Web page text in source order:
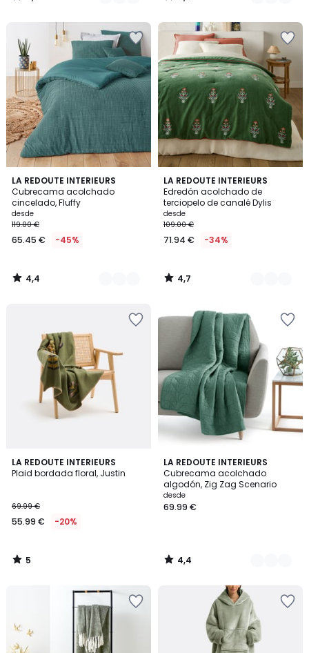
LA REDOUTE INTERIEURS
Cubrecama acolchado
cincelado, Fluffy
desde
119.00 €
65.45 € -45%
4,4
/ 5
2
Colores
4,4
/
LA REDOUTE INTERIEURS
Edredón acolchado de
terciopelo de canalé Dylis
desde
109.00 €
71.94 € -34%
4,7
/ 5
2
Colores
4,7
/
LA REDOUTE INTERIEURS
Plaid bordada floral, Justin
69.99 €
55.99 € -20%
5
/
5
/
LA REDOUTE INTERIEURS
Cubrecama acolchado
algodón, Zig Zag Scenario
desde
69.99 €
4,4
/ 5
2
Colores
4,4
/